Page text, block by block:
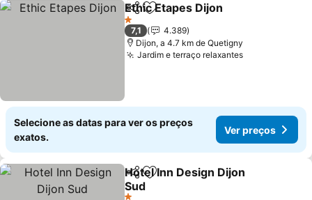
PartilharAdicionar aos favoritos
Ethic Etapes Dijon
1 Estrelas
7,1
4.389
Dijon, a 4.7 km de Quetigny
Jardim e terraço relaxantes
Selecione as datas para ver os preços
exatos.
Ver preços
PartilharAdicionar aos favoritos
Hotel Inn Design Dijon
Sud